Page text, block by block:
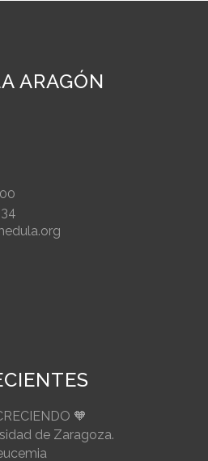
ARAGÓN
🧡
de Zaragoza.